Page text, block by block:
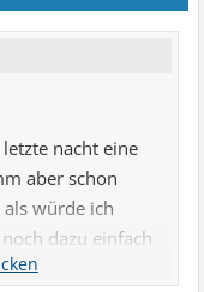
nacht eine
aber schon
würde ich
dazu einfach